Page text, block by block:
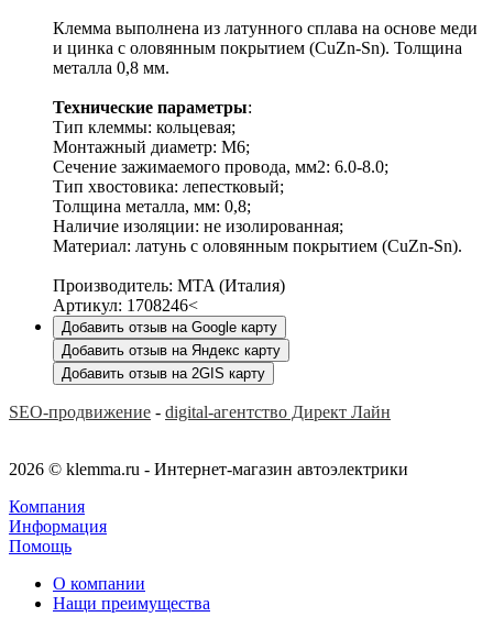
Клемма выполнена из латунного сплава на основе меди
и цинка с оловянным покрытием (CuZn-Sn). Толщина
металла 0,8 мм.
Технические параметры:
Тип клеммы: кольцевая;
Монтажный диаметр: М6;
Сечение зажимаемого провода, мм2: 6.0-8.0;
Тип хвостовика: лепестковый;
Толщина металла, мм: 0,8;
Наличие изоляции: не изолированная;
Материал: латунь с оловянным покрытием (CuZn-Sn).
Производитель: MTA (Италия)
Артикул: 1708246<
Добавить отзыв на Google карту
Добавить отзыв на Яндекс карту
Добавить отзыв на 2GIS карту
SEO-продвижение - digital-агентство Директ Лайн
2026 © klemma.ru - Интернет-магазин автоэлектрики
Компания
Информация
Помощь
О компании
Нащи преимущества